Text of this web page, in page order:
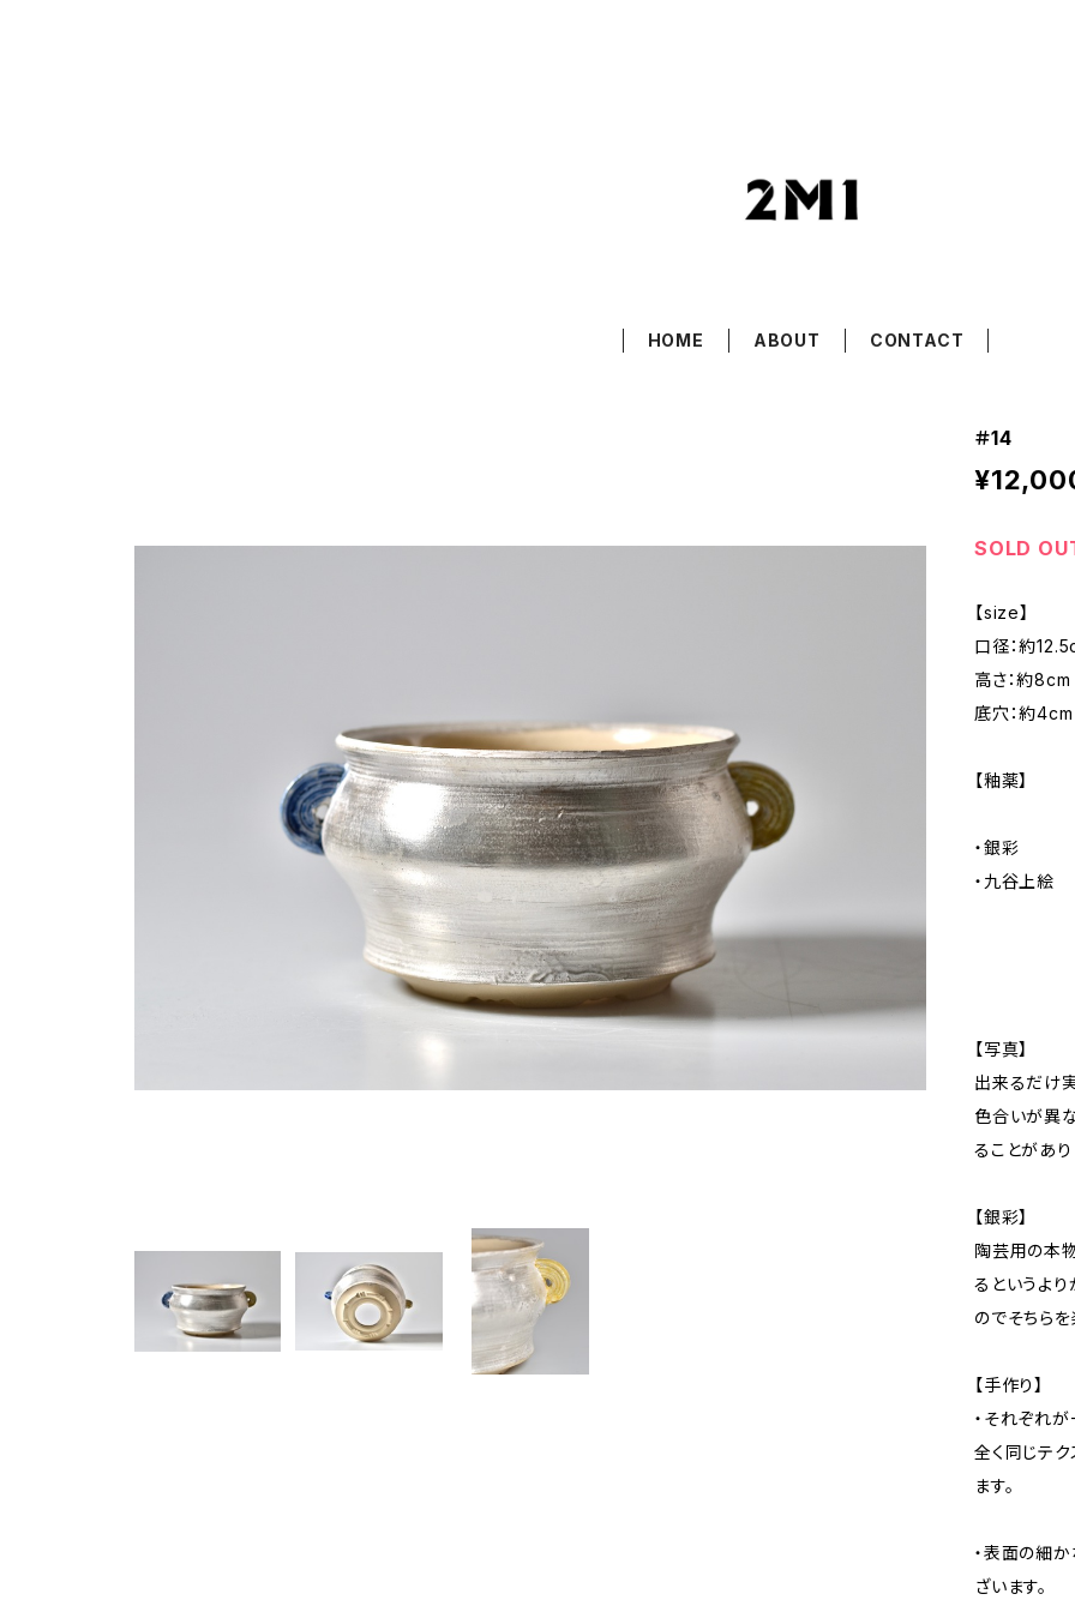
HOME ABOUT CONTACT
＃14
SOLD
【size】
口径：約
高さ：約8cm
底穴：約4cm
【釉薬】
・銀彩
・九谷上絵
【写真】
出来るだけ
色合いが異
ることがあ
【銀彩】
陶芸用の本
るというよ
のでそちらを
【手作り】
・それぞれ
全く同じテ
ます。
・表面の細
ざいます。